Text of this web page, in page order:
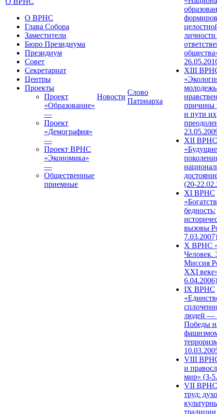
О ВРНС
Глава Собора
Заместители
Бюро Президиума
Президиум
Совет
Секретариат
Центры
Проекты
Проект
«Образование»
—
Проект
«Демография»
—
Проект ВРНС
«Экономика»
—
Общественные
приемные
Новости
Слово
Патриарха
XIII
причины
и пути их
XII ВРНС
«Будущие
(20-
XI ВРНС
бедность:
вызовы
7.03.2007)
X ВРНС
Человек.
Миссия
XXI
6.04.2006)
IX ВРНС
людей —
Победы
VIII
и
мир» (3-
VII ВРНС
труд: